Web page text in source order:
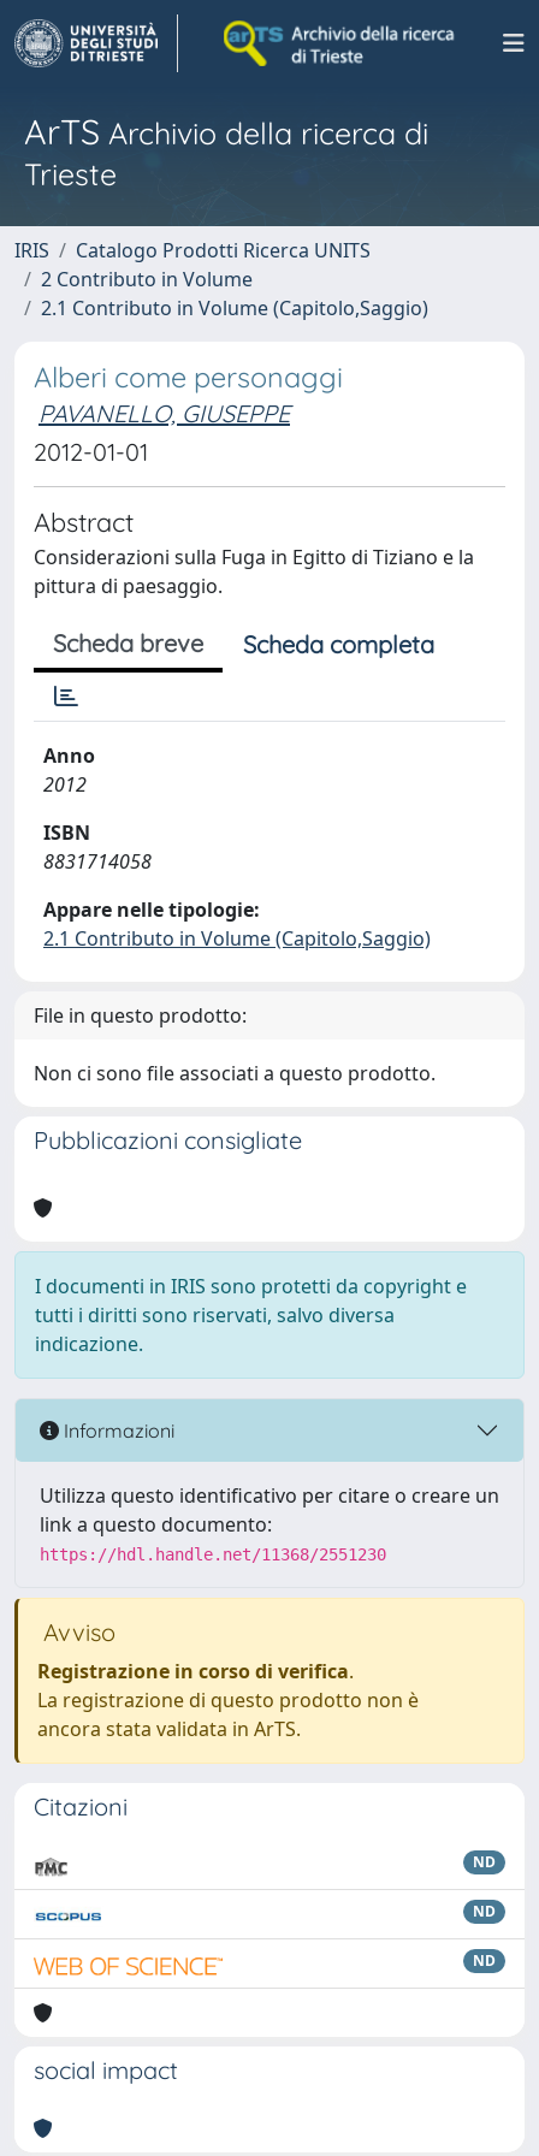
ArTS Archivio della ricerca di
Trieste
IRIS
Catalogo Prodotti Ricerca UNITS
2 Contributo in Volume
2.1 Contributo in Volume (Capitolo,Saggio)
Alberi come personaggi
PAVANELLO, GIUSEPPE
2012-01-01
Abstract
Considerazioni sulla Fuga in Egitto di Tiziano e la
pittura di paesaggio.
Scheda breve Scheda completa
Anno
2012
ISBN
8831714058
Appare nelle tipologie:
2.1 Contributo in Volume (Capitolo,Saggio)
File in questo prodotto:
Non ci sono file associati a questo prodotto.
Pubblicazioni consigliate
I documenti in IRIS sono protetti da copyright e
tutti i diritti sono riservati, salvo diversa
indicazione.
Informazioni
Utilizza questo identificativo per citare o creare un
link a questo documento:
https://hdl.handle.net/11368/2551230
Avviso
Registrazione in corso di verifica.
La registrazione di questo prodotto non è
ancora stata validata in ArTS.
Citazioni
ND
ND
ND
social impact